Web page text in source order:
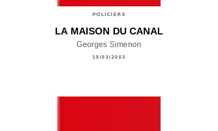
POLICIERS
LA MAISON DU CANAL
Georges Simenon
19/03/2003